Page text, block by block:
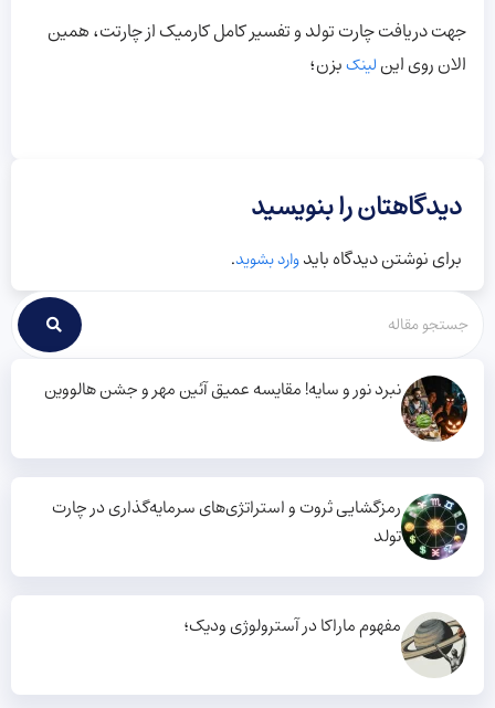
جهت دریافت چارت تولد و تفسیر کامل کارمیک از چارتت، همین
الان روی این لینکبزن؛
دیدگاهتان را بنویسید
برای نوشتن دیدگاه بایدوارد بشوید.
نبرد نور و سایه! مقایسه عمیق آئین مهر و جشن هالووین
رمزگشایی ثروت و استراتژی‌های سرمایه‌گذاری در چارت
تولد
مفهوم ماراکا در آسترولوژی ودیک؛